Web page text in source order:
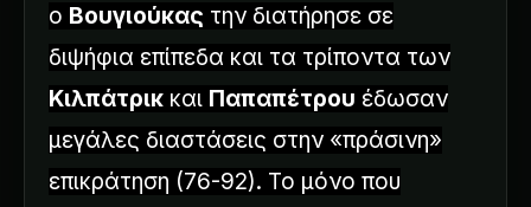
ο Βουγιούκας την διατήρησε σε
διψήφια επίπεδα και τα τρίποντα των
Κιλπάτρικ και Παπαπέτρου έδωσαν
μεγάλες διαστάσεις στην «πράσινη»
επικράτηση (76-92). Το μόνο που